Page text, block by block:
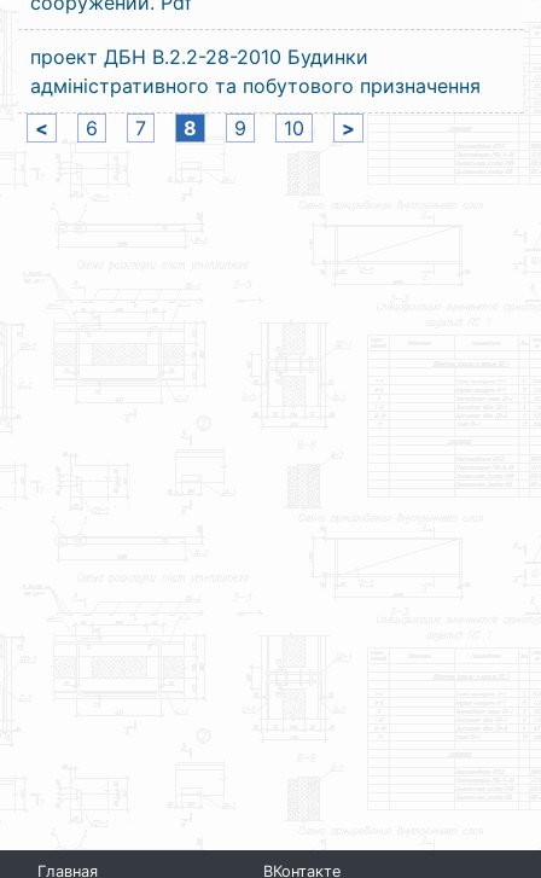
проект ДБН В.2.2-28-2010 Будинки
адміністративного та побутового призначення
<
6 7 8 9 10 >
Главная ВКонтакте